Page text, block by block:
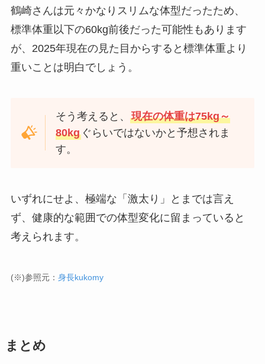
鶴崎さんは元々かなりスリムな体型だったため、
標準体重以下の60kg前後だった可能性もあります
が、2025年現在の見た目からすると標準体重より
重いことは明白でしょう。
そう考えると、現在の体重は75kg～
80kg ぐらいではないかと予想されま
す。
いずれにせよ、極端な「激太り」とまでは言え
ず、健康的な範囲での体型変化に留まっていると
考えられます。
(※)参照元： 身長kukomy
まとめ